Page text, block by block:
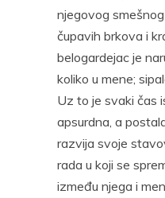
njegovog
čupavih brkova i
belogardejac je
koliko u mene;
Uz to je svaki čas
apsurdna, a
razvija svoje
rada u koji se
između njega i